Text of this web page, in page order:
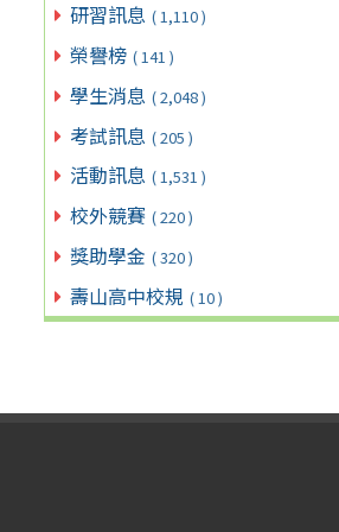
研習訊息 ( 1,110 )
榮譽榜 ( 141 )
學生消息 ( 2,048 )
考試訊息 ( 205 )
活動訊息 ( 1,531 )
校外競賽 ( 220 )
獎助學金 ( 320 )
壽山高中校規 ( 10 )